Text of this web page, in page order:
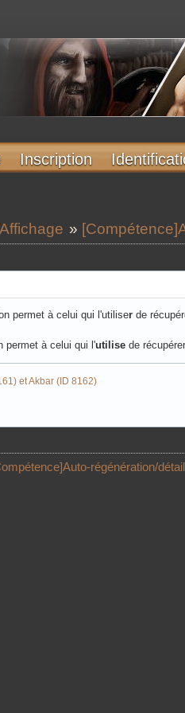
Inscription
»
permet à celui qui l'utiliser de
permet à celui qui l'utilise de
etAkbar (ID 8162)
régénération/détail